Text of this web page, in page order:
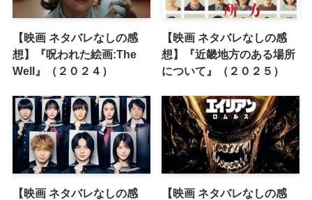
【映画 ネタバレなしの感
想】『呪われた絵画:The
Well』（２０２４）
【映画 ネタバレなしの感
想】『近畿地方のある場所
について』（２０２５）
【映画 ネタバレなしの感
【映画 ネタバレなしの感